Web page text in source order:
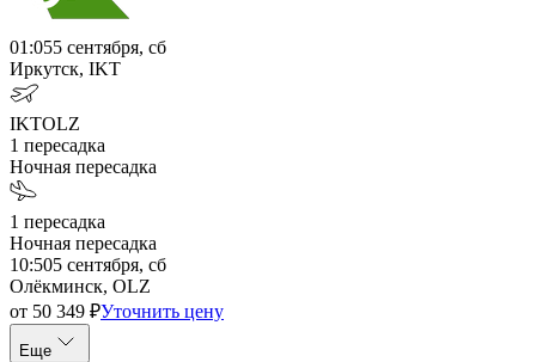
01:055 сентября, сб
Иркутск, IKT
IKTOLZ
1 пересадка
Ночная пересадка
1 пересадка
Ночная пересадка
10:505 сентября, сб
Олёкминск, OLZ
от 50 349 ₽Уточнить цену
Еще